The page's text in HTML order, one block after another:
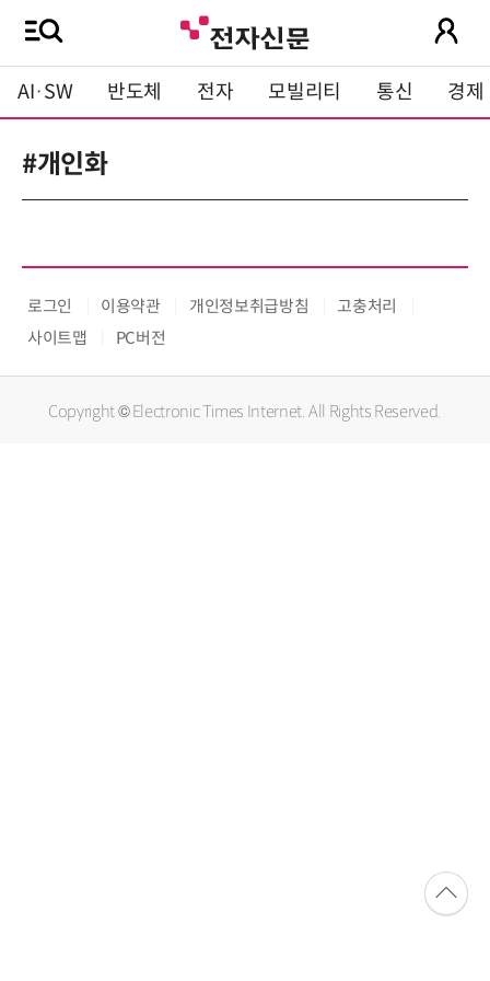
AI·SW 반도체 전자 모빌리티 통신 경제
#개인화
로그인 이용약관 개인정보취급방침
고충처리
사이트맵
PC버전
Copyright © Electronic Times Internet. All Rights Reserved.